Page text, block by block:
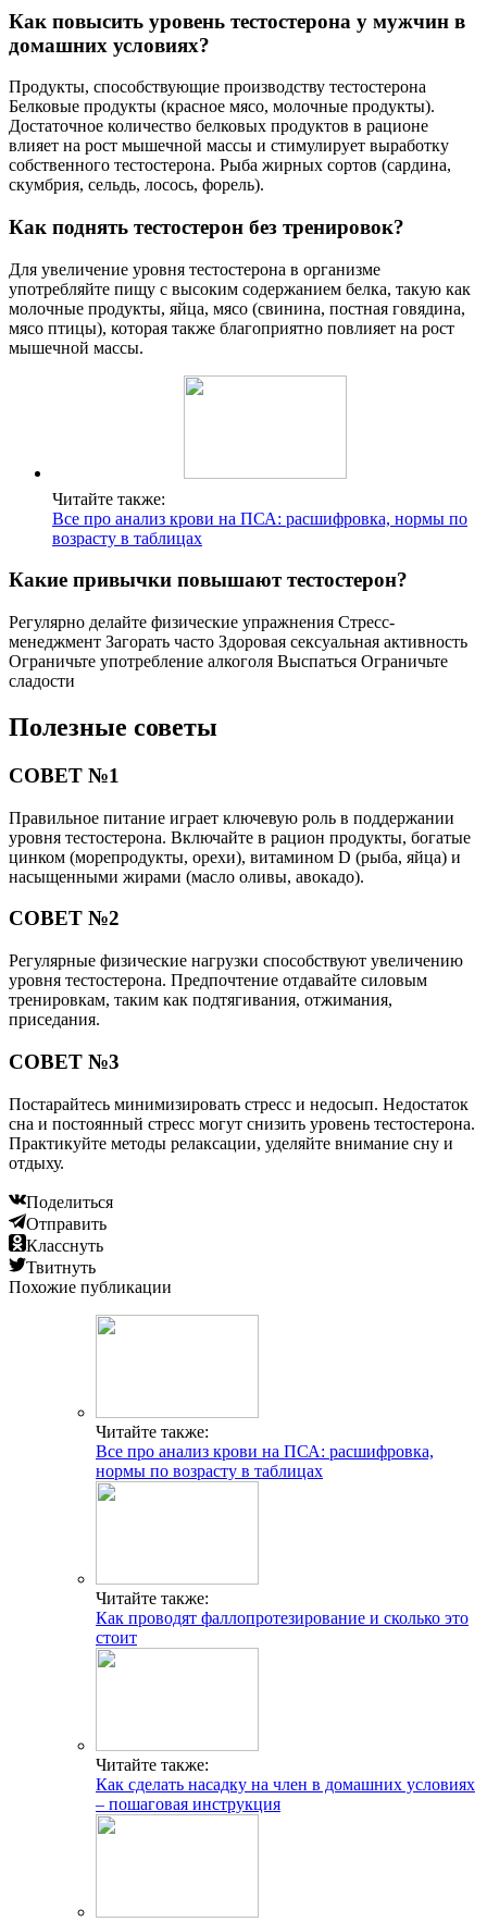
Как повысить уровень тестостерона у мужчин в
домашних условиях?
Продукты, способствующие производству тестостерона
Белковые продукты (красное мясо, молочные продукты).
Достаточное количество белковых продуктов в рационе
влияет на рост мышечной массы и стимулирует выработку
собственного тестостерона. Рыба жирных сортов (сардина,
скумбрия, сельдь, лосось, форель).
Как поднять тестостерон без тренировок?
Для увеличение уровня тестостерона в организме
употребляйте пищу с высоким содержанием белка, такую как
молочные продукты, яйца, мясо (свинина, постная говядина,
мясо птицы), которая также благоприятно повлияет на рост
мышечной массы.
Читайте также:
Все про анализ крови на ПСА: расшифровка, нормы по
возрасту в таблицах
Какие привычки повышают тестостерон?
Регулярно делайте физические упражнения Стресс-
менеджмент Загорать часто Здоровая сексуальная активность
Ограничьте употребление алкоголя Выспаться Ограничьте
сладости
Полезные советы
СОВЕТ №1
Правильное питание играет ключевую роль в поддержании
уровня тестостерона. Включайте в рацион продукты, богатые
цинком (морепродукты, орехи), витамином D (рыба, яйца) и
насыщенными жирами (масло оливы, авокадо).
СОВЕТ №2
Регулярные физические нагрузки способствуют увеличению
уровня тестостерона. Предпочтение отдавайте силовым
тренировкам, таким как подтягивания, отжимания,
приседания.
СОВЕТ №3
Постарайтесь минимизировать стресс и недосып. Недостаток
сна и постоянный стресс могут снизить уровень тестостерона.
Практикуйте методы релаксации, уделяйте внимание сну и
отдыху.
Поделиться
Отправить
Класснуть
Твитнуть
Похожие публикации
Читайте также:
Все про анализ крови на ПСА: расшифровка,
нормы по возрасту в таблицах
Читайте также:
Как проводят фаллопротезирование и сколько это
стоит
Читайте также:
Как сделать насадку на член в домашних условиях
– пошаговая инструкция